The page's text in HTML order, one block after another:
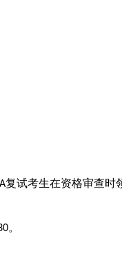
复试考生在资格审查时
。